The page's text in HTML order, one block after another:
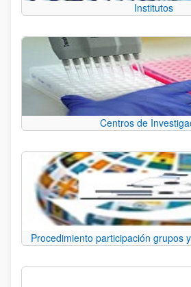
Institutos
Centros de
Procedimiento participación grupos